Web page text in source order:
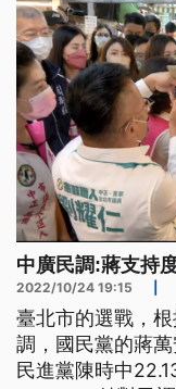
中廣民調:蔣支持
2022/10/24 19:15
臺北市的選戰，
調，國民黨的蔣
民進黨陳時中